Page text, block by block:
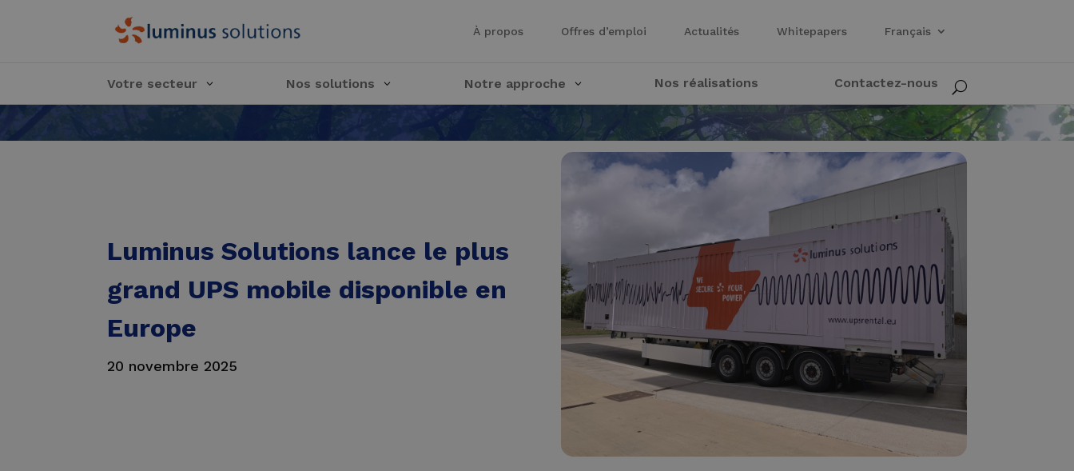
À propos Offres d’emploi Actualités Whitepapers Français
Votre secteur Nos solutions Notre approche Nos réalisations Contactez-nous U
Luminus Solutions lance le plus
grand UPS mobile disponible en
Europe
20 novembre 2025